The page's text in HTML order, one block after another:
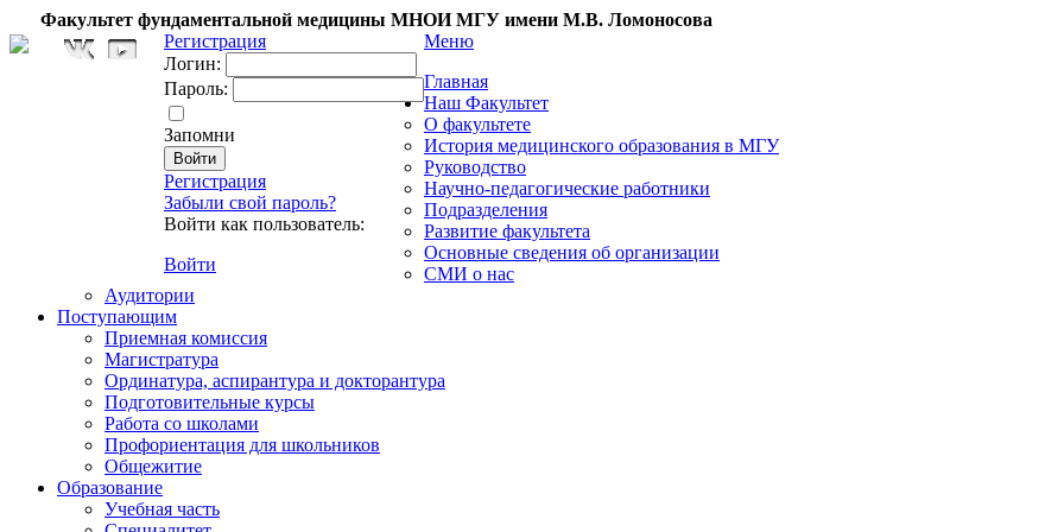
Факультет фундаментальной медицины МНОИ МГУ имени М.В. Ломоносова
Регистрация
Логин:
Пароль:
Запомни
Регистрация
Забыли свой пароль?
Войти как пользователь:
Войти
Меню
Главная
Наш Факультет
О факультете
История медицинского образования в МГУ
Руководство
Научно-педагогические работники
Подразделения
Развитие факультета
Основные сведения об организации
СМИ о нас
Аудитории
Поступающим
Приемная комиссия
Магистратура
Ординатура, аспирантура и докторантура
Подготовительные курсы
Работа со школами
Профориентация для школьников
Общежитие
Образование
Учебная часть